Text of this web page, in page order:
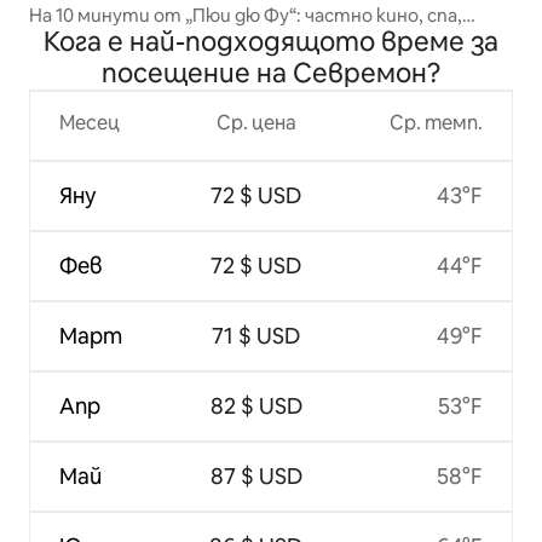
На 10 минути от „Пюи дю Фу“: частно кино, спа,
билярд.
Кога е най-подходящото време за
посещение на Севремон?
Месец
Яну
Фев
Март
Апр
Май
Ср. цена
72 $ USD
72 $ USD
71 $ USD
82 $ USD
87 $ USD
Ср. темп.
43°F
44°F
49°F
53°F
58°F